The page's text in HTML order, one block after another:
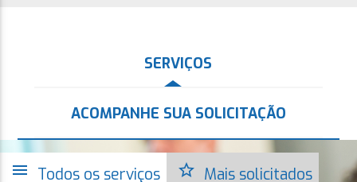
SERVIÇOS
ACOMPANHE SUA SOLICITAÇÃO
menu Todos os serviços star_border Mais solicitados